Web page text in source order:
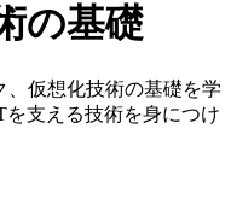
の基礎
仮想化技術の基礎を学
支える技術を身につけ